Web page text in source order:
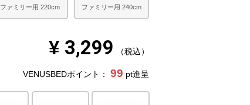
ファミリー用 220cm ファミリー用 240cm
¥ 3,299 税込
VENUSBEDポイント： 99 pt進呈